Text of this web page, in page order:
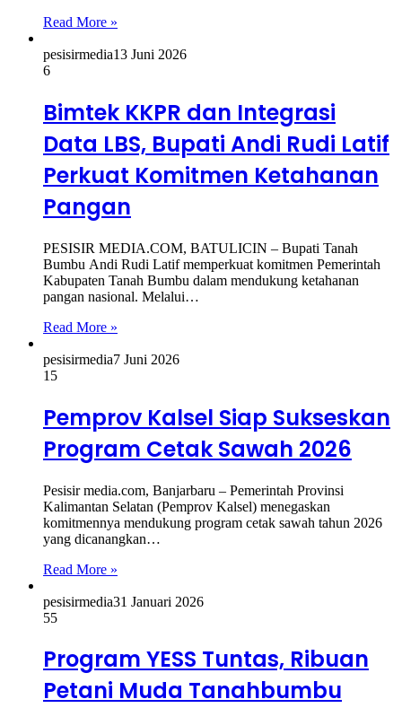
Read More »
pesisirmedia13 Juni 2026
6
Bimtek KKPR dan Integrasi
Data LBS, Bupati Andi Rudi Latif
Perkuat Komitmen Ketahanan
Pangan
PESISIR MEDIA.COM, BATULICIN – Bupati Tanah
Bumbu Andi Rudi Latif memperkuat komitmen Pemerintah
Kabupaten Tanah Bumbu dalam mendukung ketahanan
pangan nasional. Melalui…
Read More »
pesisirmedia7 Juni 2026
15
Pemprov Kalsel Siap Sukseskan
Program Cetak Sawah 2026
Pesisir media.com, Banjarbaru – Pemerintah Provinsi
Kalimantan Selatan (Pemprov Kalsel) menegaskan
komitmennya mendukung program cetak sawah tahun 2026
yang dicanangkan…
Read More »
pesisirmedia31 Januari 2026
55
Program YESS Tuntas, Ribuan
Petani Muda Tanahbumbu